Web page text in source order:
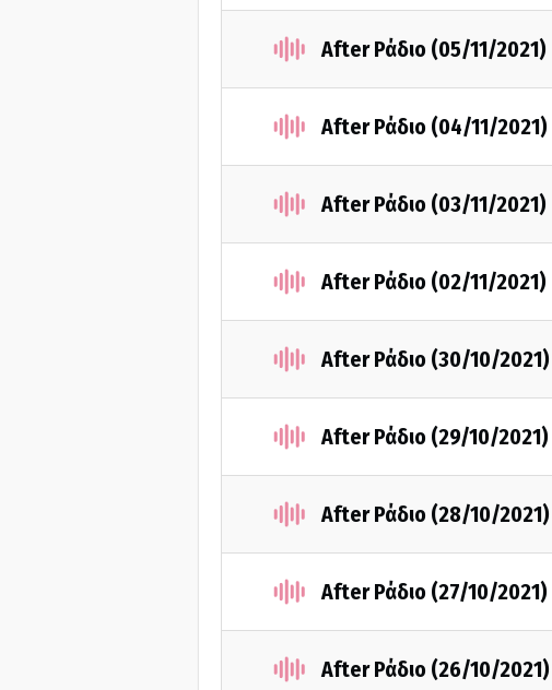
After Ράδιο (05/11/2021)
After Ράδιο (04/11/2021)
After Ράδιο (03/11/2021)
After Ράδιο (02/11/2021)
After Ράδιο (30/10/2021)
After Ράδιο (29/10/2021)
After Ράδιο (28/10/2021)
After Ράδιο (27/10/2021)
After Ράδιο (26/10/2021)